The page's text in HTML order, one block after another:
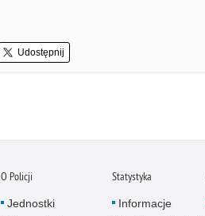
Udostępnij
O Policji
Jednostki
Statystyka
Informacje